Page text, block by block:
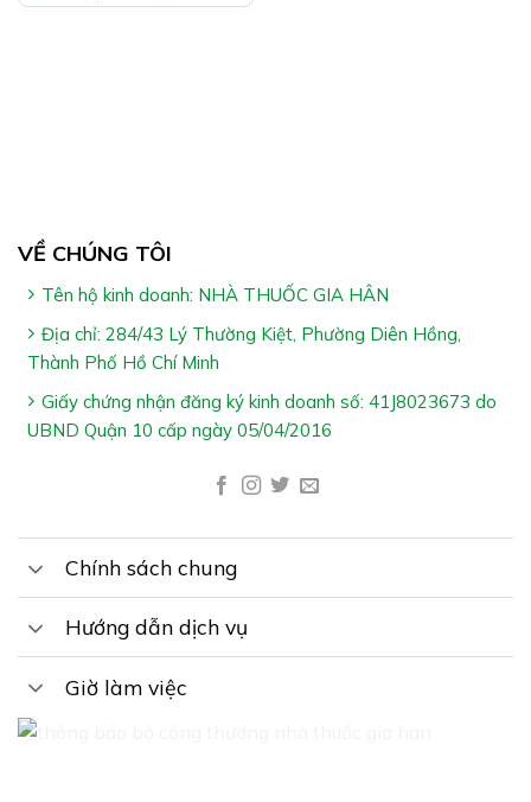
VỀ CHÚNG TÔI
Tên hộ kinh doanh: NHÀ THUỐC GIA HÂN
Địa chỉ: 284/43 Lý Thường Kiệt, Phường Diên Hồng,
Thành Phố Hồ Chí Minh
Giấy chứng nhận đăng ký kinh doanh số: 41J8023673 do
UBND Quận 10 cấp ngày 05/04/2016
Chính sách chung
Hướng dẫn dịch vụ
Giờ làm việc